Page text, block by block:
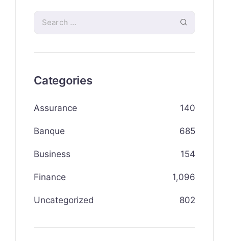
Categories
Assurance 140
Banque 685
Business 154
Finance 1,096
Uncategorized 802